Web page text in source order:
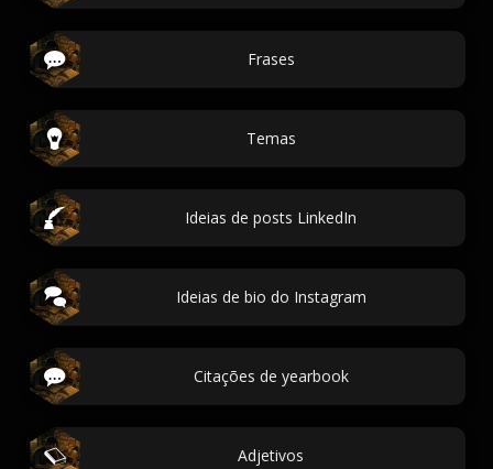
Frases
Temas
Ideias de posts LinkedIn
Ideias de bio do Instagram
Citações de yearbook
Adjetivos